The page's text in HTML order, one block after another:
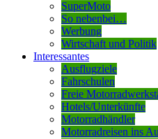
SuperMoto
So nebenbei…
Werbung
Wirtschaft und Politik
Interessantes
Ausflugziele
Fahrschulen
Freie
Hotels/Unterkünfte
Motorradhändler
Motorradreisen ins